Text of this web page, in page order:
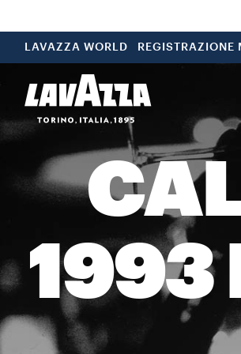
LAVAZZA WORLD REGISTRAZIONE
1993